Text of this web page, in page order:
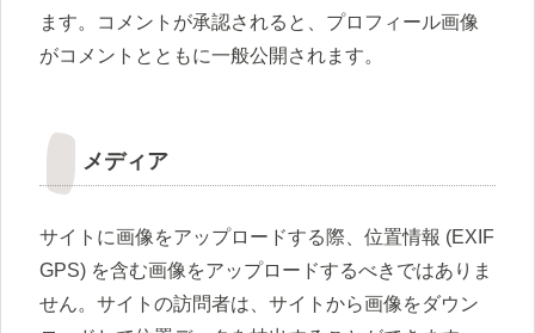
ます。コメントが承認されると、プロフィール画像
がコメントとともに一般公開されます。
メディア
サイトに画像をアップロードする際、位置情報 (EXIF
GPS) を含む画像をアップロードするべきではありま
せん。サイトの訪問者は、サイトから画像をダウン